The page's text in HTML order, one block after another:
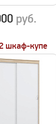
руб.
шкаф-купе